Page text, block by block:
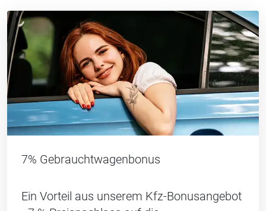
7% Gebrauchtwagenbonus
Ein Vorteil aus unserem Kfz-Bonusangebot